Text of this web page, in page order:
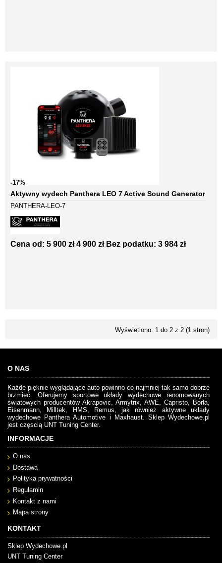
-17%
Aktywny wydech Panthera LEO 7 Active Sound Generator
PANTHERA-LEO-7
Cena od: 5 900 zł 4 900 zł Bez podatku: 3 984 zł
Wyświetlono: 1 do 2 z 2 (1 stron)
O NAS
Każde pięknie wyglądające auto powinno co najmniej tak samo dobrze
brzmieć. Oferujemy sportowe układy wydechowe renomowanych
światowych producentów Akrapovic, Armytrix, AWE, Capristo, Borla,
Eisenmann, Milltek, HMS, Remus, jak również aktywne układy
wydechowe Panthera Automotive i Maxhaust. Sklep Wydechowe.pl
jest częscią UNT Tuning Center.
INFORMACJE
O nas
Dostawa
Polityka prywatności
Regulamin
Kontakt z nami
Mapa strony
KONTAKT
Sklep Wydechowe.pl
UNT Tuning Center